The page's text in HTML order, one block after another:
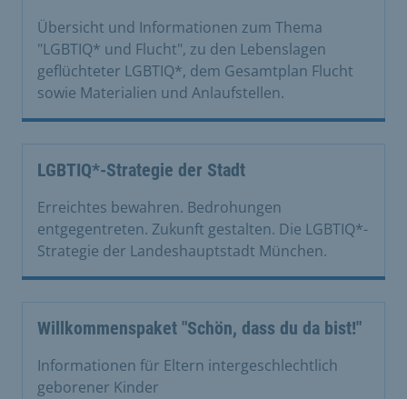
Übersicht und Informationen zum Thema
"LGBTIQ* und Flucht", zu den Lebenslagen
geflüchteter LGBTIQ*, dem Gesamtplan Flucht
sowie Materialien und Anlaufstellen.
LGBTIQ*-Strategie der Stadt
Erreichtes bewahren. Bedrohungen
entgegentreten. Zukunft gestalten. Die LGBTIQ*-
Strategie der Landeshauptstadt München.
Willkommenspaket "Schön, dass du da bist!"
Informationen für Eltern intergeschlechtlich
geborener Kinder